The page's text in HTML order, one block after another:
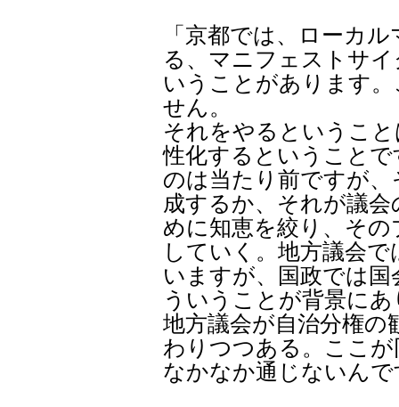
「京都では、ローカ
る、マニフェストサ
いうことがあります
せん。
それをやるというこ
性化するということ
のは当たり前ですが
成するか、それが議
めに知恵を絞り、そ
していく。地方議会
いますが、国政では
ういうことが背景に
地方議会が自治分権
わりつつある。ここ
なかなか通じないんで